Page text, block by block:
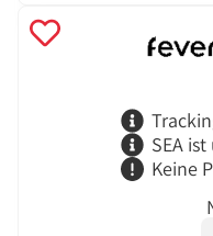
SEA
Keine